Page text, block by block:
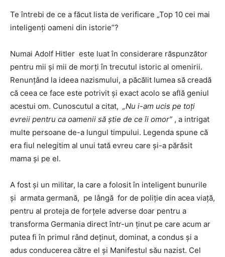
Te întrebi de ce a făcut lista de verificare „Top 10 cei mai
inteligenți oameni din istorie”?
Numai Adolf Hitler este luat în considerare răspunzător
pentru mii și mii de morți în trecutul istoric al omenirii.
Renunțând la ideea nazismului, a păcălit lumea să creadă
că ceea ce face este potrivit și exact acolo se află geniul
acestui om. Cunoscutul a citat, „Nu i-am ucis pe toți
evreii pentru ca oamenii să știe de ce îi omor” , a intrigat
multe persoane de-a lungul timpului. Legenda spune că
era fiul nelegitim al unui tată evreu care și-a părăsit
mama și pe el.
A fost și un militar, la care a folosit în inteligent bunurile
și armata germană, pe lângă for de poliție din acea viață,
pentru al proteja de forțele adverse doar pentru a
transforma Germania direct într-un ținut pe care acum ar
putea fi în primul rând deținut, dominat, a condus și a
adus conducerea către el și Manifestul său nazist. Cel